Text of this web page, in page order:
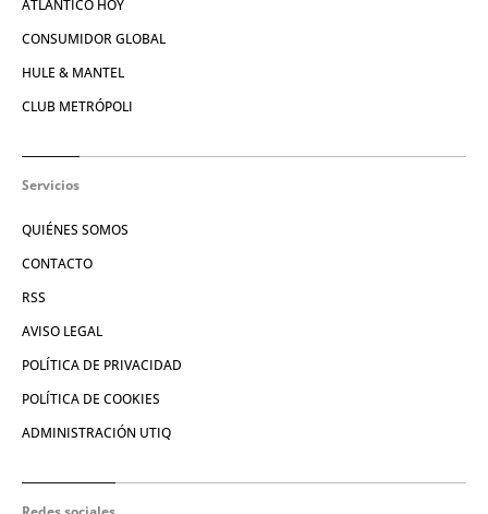
ATLÁNTICO HOY
CONSUMIDOR GLOBAL
HULE & MANTEL
CLUB METRÓPOLI
Servicios
QUIÉNES SOMOS
CONTACTO
RSS
AVISO LEGAL
POLÍTICA DE PRIVACIDAD
POLÍTICA DE COOKIES
ADMINISTRACIÓN UTIQ